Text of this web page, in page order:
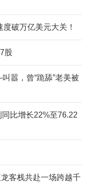
破万亿美元大关！
股
嚣，曾“跪舔”老美被
比增长22%至76.22
龙客栈共赴一场跨越千